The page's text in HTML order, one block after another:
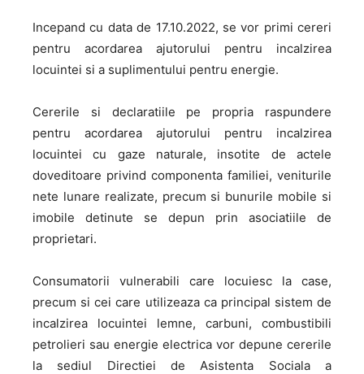
Incepand cu data de 17.10.2022, se vor primi cereri
pentru acordarea ajutorului pentru incalzirea
locuintei si a suplimentului pentru energie.
Cererile si declaratiile pe propria raspundere
pentru acordarea ajutorului pentru incalzirea
locuintei cu gaze naturale, insotite de actele
doveditoare privind componenta familiei, veniturile
nete lunare realizate, precum si bunurile mobile si
imobile detinute se depun prin asociatiile de
proprietari.
Consumatorii vulnerabili care locuiesc la case,
precum si cei care utilizeaza ca principal sistem de
incalzirea locuintei lemne, carbuni, combustibili
petrolieri sau energie electrica vor depune cererile
la sediul Directiei de Asistenta Sociala a